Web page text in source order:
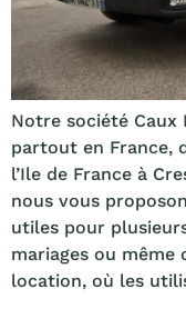
Notre société Caux
partout en France,
l’Ile de France à
nous vous
utiles pour
mariages ou même
location, où les